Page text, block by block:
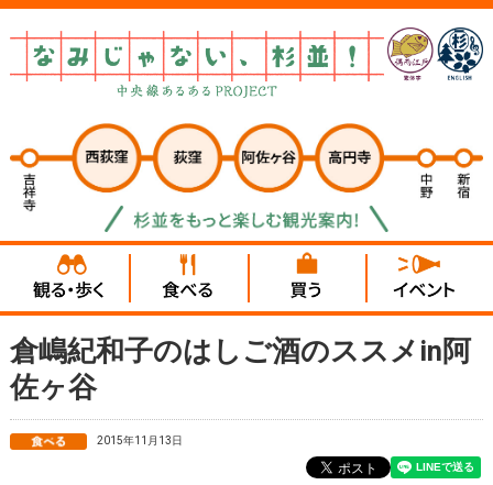
倉嶋紀和子のはしご酒のススメin阿
佐ヶ谷
2015年11月13日